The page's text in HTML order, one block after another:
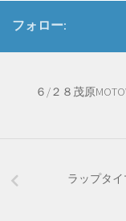
フォロー:
６/２８茂原
ラップタ